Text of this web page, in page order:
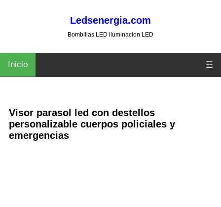
Ledsenergia.com
Bombillas LED iluminacion LED
Inicio ☰
Visor parasol led con destellos
personalizable cuerpos policiales y
emergencias